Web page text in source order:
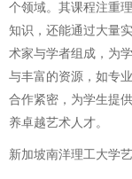
个领域。其课程注重
知识，还能通过大量
术家与学者组成，为
与丰富的资源，如专
合作紧密，为学生提
养卓越艺术人才。
新加坡南洋理工大学